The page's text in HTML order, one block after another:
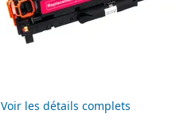
Voir les détails complets